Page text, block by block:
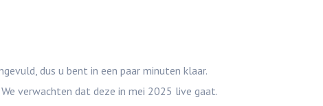
dus u bent in een paar minuten klaar.
verwachten dat deze in mei 2025 live gaat.